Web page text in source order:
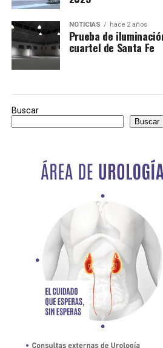
NOTICIAS hace 2 años
Prueba de
cuartel de Santa Fe
Buscar
Buscar